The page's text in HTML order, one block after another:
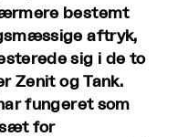
bestemt
aftryk,
sig i de to
Zenit og Tank.
fungeret som
for